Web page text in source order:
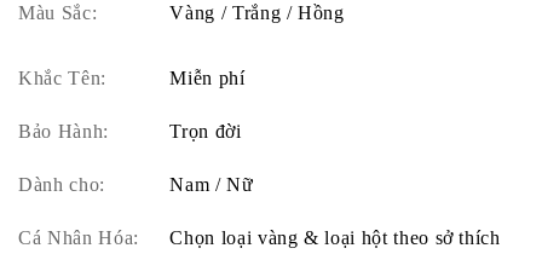
Màu Sắc: Vàng / Trắng / Hồng
Khắc Tên: Miễn phí
Bảo Hành: Trọn đời
Dành cho: Nam / Nữ
Cá Nhân Hóa:
Chọn loại vàng & loại hột theo sở thích